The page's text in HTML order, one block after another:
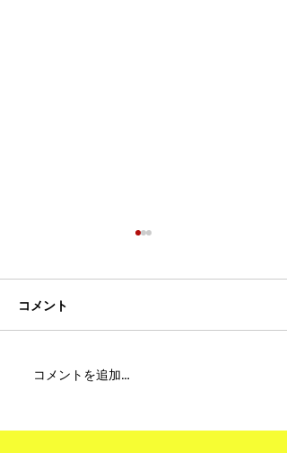
MFC DREAM FIGHT 24にご
皆様へ
コメント
コメントを追加…